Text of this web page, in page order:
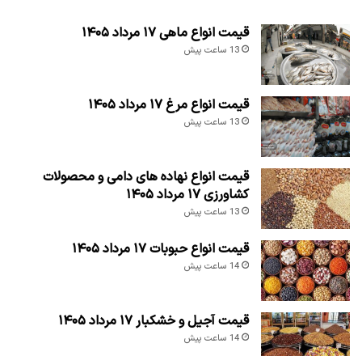
قیمت انواع ماهی ۱۷ مرداد ۱۴۰۵
13 ساعت پیش
قیمت انواع مرغ ۱۷ مرداد ۱۴۰۵
13 ساعت پیش
قیمت انواع نهاده های دامی و محصولات
کشاورزی ۱۷ مرداد ۱۴۰۵
13 ساعت پیش
قیمت انواع حبوبات ۱۷ مرداد ۱۴۰۵
14 ساعت پیش
قیمت آجیل و خشکبار ۱۷ مرداد ۱۴۰۵
14 ساعت پیش